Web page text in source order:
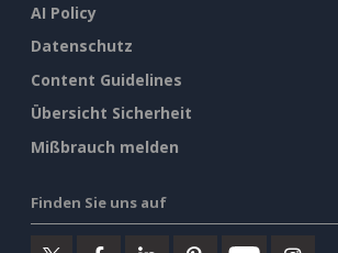
AI Policy
Datenschutz
Content Guidelines
Übersicht Sicherheit
Mißbrauch melden
Finden Sie uns auf